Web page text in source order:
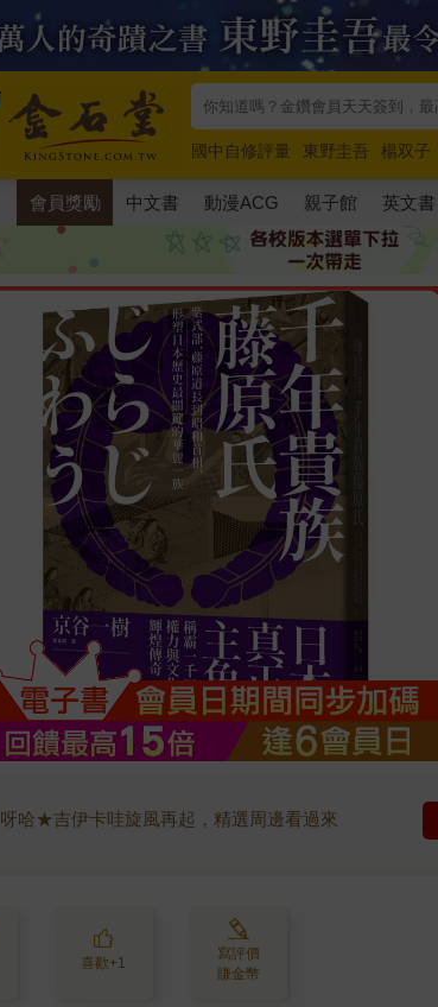
國中自修評量 東野圭吾 楊双子
唯紅花綻放
奧德賽 路邊攤新作
會員獎勵 中文書 動漫ACG 親子館 英文書
呀哈★吉伊卡哇旋風再起，精選周邊看過來
喜歡+1
寫評價
賺金幣